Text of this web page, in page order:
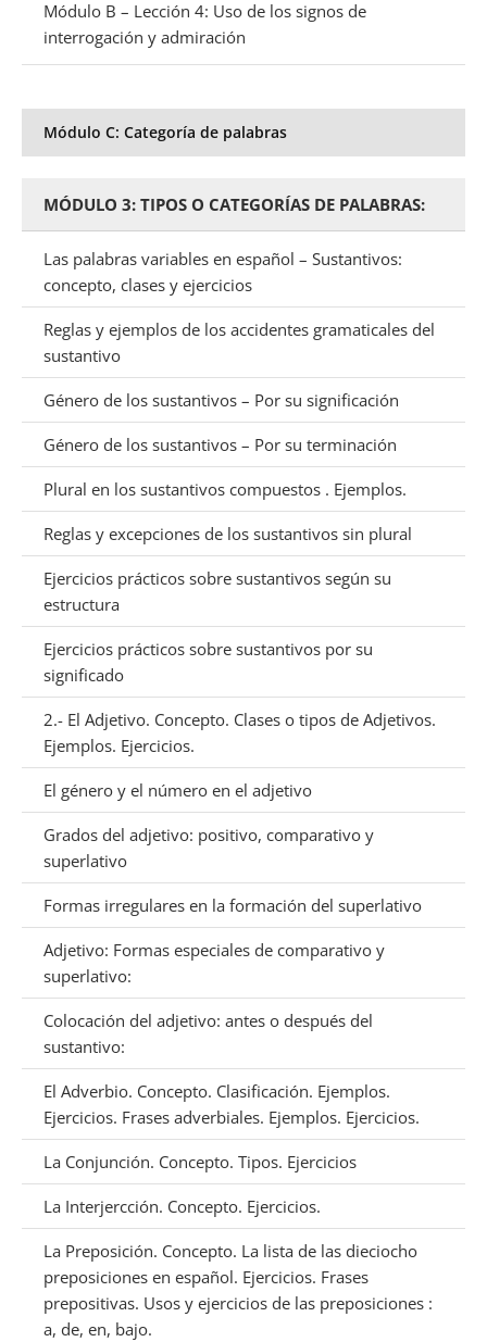
Módulo B – Lección 4: Uso de los signos de
interrogación y admiración
Módulo C: Categoría de palabras
MÓDULO 3: TIPOS O CATEGORÍAS DE PALABRAS:
Las palabras variables en español – Sustantivos:
concepto, clases y ejercicios
Reglas y ejemplos de los accidentes gramaticales del
sustantivo
Género de los sustantivos – Por su significación
Género de los sustantivos – Por su terminación
Plural en los sustantivos compuestos . Ejemplos.
Reglas y excepciones de los sustantivos sin plural
Ejercicios prácticos sobre sustantivos según su
estructura
Ejercicios prácticos sobre sustantivos por su
significado
2.- El Adjetivo. Concepto. Clases o tipos de Adjetivos.
Ejemplos. Ejercicios.
El género y el número en el adjetivo
Grados del adjetivo: positivo, comparativo y
superlativo
Formas irregulares en la formación del superlativo
Adjetivo: Formas especiales de comparativo y
superlativo:
Colocación del adjetivo: antes o después del
sustantivo:
El Adverbio. Concepto. Clasificación. Ejemplos.
Ejercicios. Frases adverbiales. Ejemplos. Ejercicios.
La Conjunción. Concepto. Tipos. Ejercicios
La Interjercción. Concepto. Ejercicios.
La Preposición. Concepto. La lista de las dieciocho
preposiciones en español. Ejercicios. Frases
prepositivas. Usos y ejercicios de las preposiciones :
a, de, en, bajo.